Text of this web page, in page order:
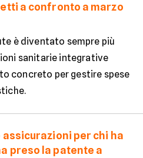
a confronto a marzo
è diventato sempre più
sanitarie integrative
concreto per gestire spese
assicurazioni per chi ha
preso la patente a